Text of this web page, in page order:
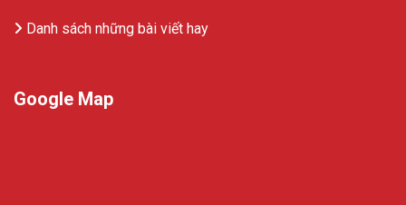
Danh sách những bài viết hay
Google Map